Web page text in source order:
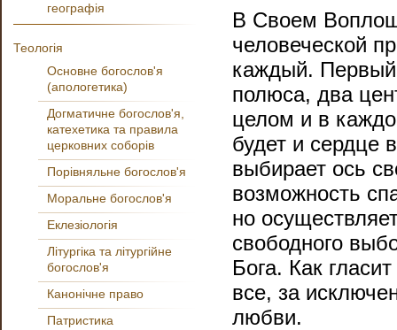
В Своем
человеческой
каждый.
полюса, два
целом и в
будет и сердце
выбирает ось
возможность
но
свободного
Бога. Как
все, за
любви.
географія
Теологія
Основне богослов'я
(апологетика)
Догматичне богослов'я,
катехетика та правила
церковних соборів
Порівняльне богослов'я
Моральне богослов'я
Еклезіологія
Літургіка та літургійне
богослов'я
Канонічне право
Патристика